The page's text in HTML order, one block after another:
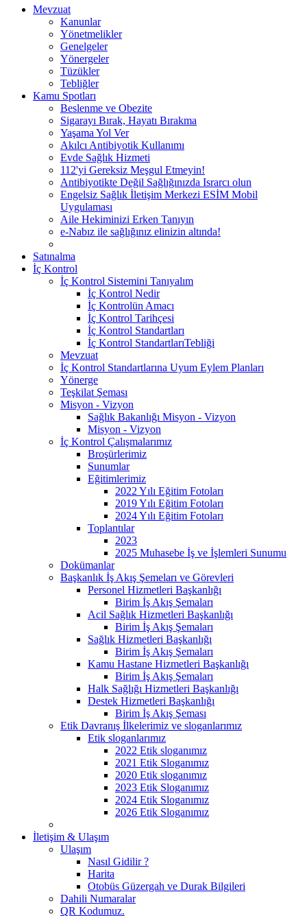
Mevzuat
Kanunlar
Yönetmelikler
Genelgeler
Yönergeler
Tüzükler
Tebliğler
Kamu Spotları
Beslenme ve Obezite
Sigarayı Bırak, Hayatı Bırakma
Yaşama Yol Ver
Akılcı Antibiyotik Kullanımı
Evde Sağlık Hizmeti
112'yi Gereksiz Meşgul Etmeyin!
Antibiyotikte Değil Sağlığınızda Israrcı olun
Engelsiz Sağlık İletişim Merkezi ESİM Mobil
Uygulaması
Aile Hekiminizi Erken Tanıyın
e-Nabız ile sağlığınız elinizin altında!
Satınalma
İç Kontrol
İç Kontrol Sistemini Tanıyalım
İç Kontrol Nedir
İç Kontrolün Amacı
İç Kontrol Tarihçesi
İç Kontrol Standartları
İç Kontrol StandartlarıTebliği
Mevzuat
İç Kontrol Standartlarına Uyum Eylem Planları
Yönerge
Teşkilat Şeması
Misyon - Vizyon
Sağlık Bakanlığı Misyon - Vizyon
Misyon - Vizyon
İç Kontrol Çalışmalarımız
Broşürlerimiz
Sunumlar
Eğitimlerimiz
2022 Yılı Eğitim Fotoları
2019 Yılı Eğitim Fotoları
2024 Yılı Eğitim Fotoları
Toplantılar
2023
2025 Muhasebe İş ve İşlemleri Sunumu
Dokümanlar
Başkanlık İş Akış Şemeları ve Görevleri
Personel Hizmetleri Başkanlığı
Birim İş Akış Şemaları
Acil Sağlık Hizmetleri Başkanlığı
Birim İş Akış Şemaları
Sağlık Hizmetleri Başkanlığı
Birim İş Akış Şemaları
Kamu Hastane Hizmetleri Başkanlığı
Birim İş Akış Şemaları
Halk Sağlığı Hizmetleri Başkanlığı
Destek Hizmetleri Başkanlığı
Birim İş Akış Şeması
Etik Davranış İlkelerimiz ve sloganlarımız
Etik sloganlarımız
2022 Etik sloganımız
2021 Etik Sloganımız
2020 Etik sloganımız
2023 Etik Sloganımız
2024 Etik Sloganımız
2026 Etik Sloganımız
İletişim & Ulaşım
Ulaşım
Nasıl Gidilir ?
Harita
Otobüs Güzergah ve Durak Bilgileri
Dahili Numaralar
QR Kodumuz.